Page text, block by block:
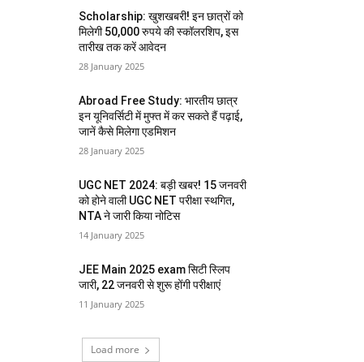
Scholarship: खुशखबरी! इन छात्रों को
मिलेगी 50,000 रुपये की स्कॉलरशिप, इस
तारीख तक करें आवेदन
28 January 2025
Abroad Free Study: भारतीय छात्र
इन यूनिवर्सिटी में मुफ्त में कर सकते हैं पढ़ाई,
जानें कैसे मिलेगा एडमिशन
28 January 2025
UGC NET 2024: बड़ी खबर! 15 जनवरी
को होने वाली UGC NET परीक्षा स्थगित,
NTA ने जारी किया नोटिस
14 January 2025
JEE Main 2025 exam सिटी स्लिप
जारी, 22 जनवरी से शुरू होंगी परीक्षाएं
11 January 2025
Load more